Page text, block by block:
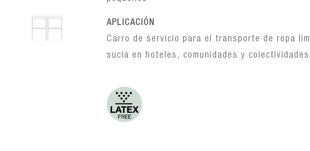
APLICACIÓN
Carro de servicio para el transporte de ropa
sucia en hoteles, comunidades y